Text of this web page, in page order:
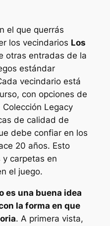
el que querrás
los vecindarios Los
otras entradas de la
estándar
vecindario está
con opciones de
Colección Legacy
de calidad de
debe confiar en los
20 años. Esto
y carpetas en
el juego.
es una buena idea
la forma en que
. A primera vista,